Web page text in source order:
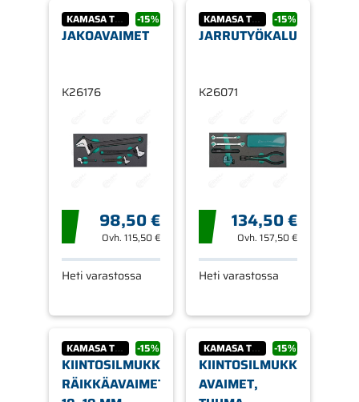
KAMASA TOOLS -15%
JAKOAVAIMET
K26176
98,50 €
Ovh. 115,50 €
Heti varastossa
KAMASA TOOLS -15%
JARRUTYÖKALUT
K26071
134,50 €
Ovh.157,50 €
Heti varastossa
KAMASA TOOLS -15%
KIINTOSILMUKKA
RÄIKKÄAVAIMET,
KAMASA TOOLS -15%
KIINTOSILMUKKA-
AVAIMET,